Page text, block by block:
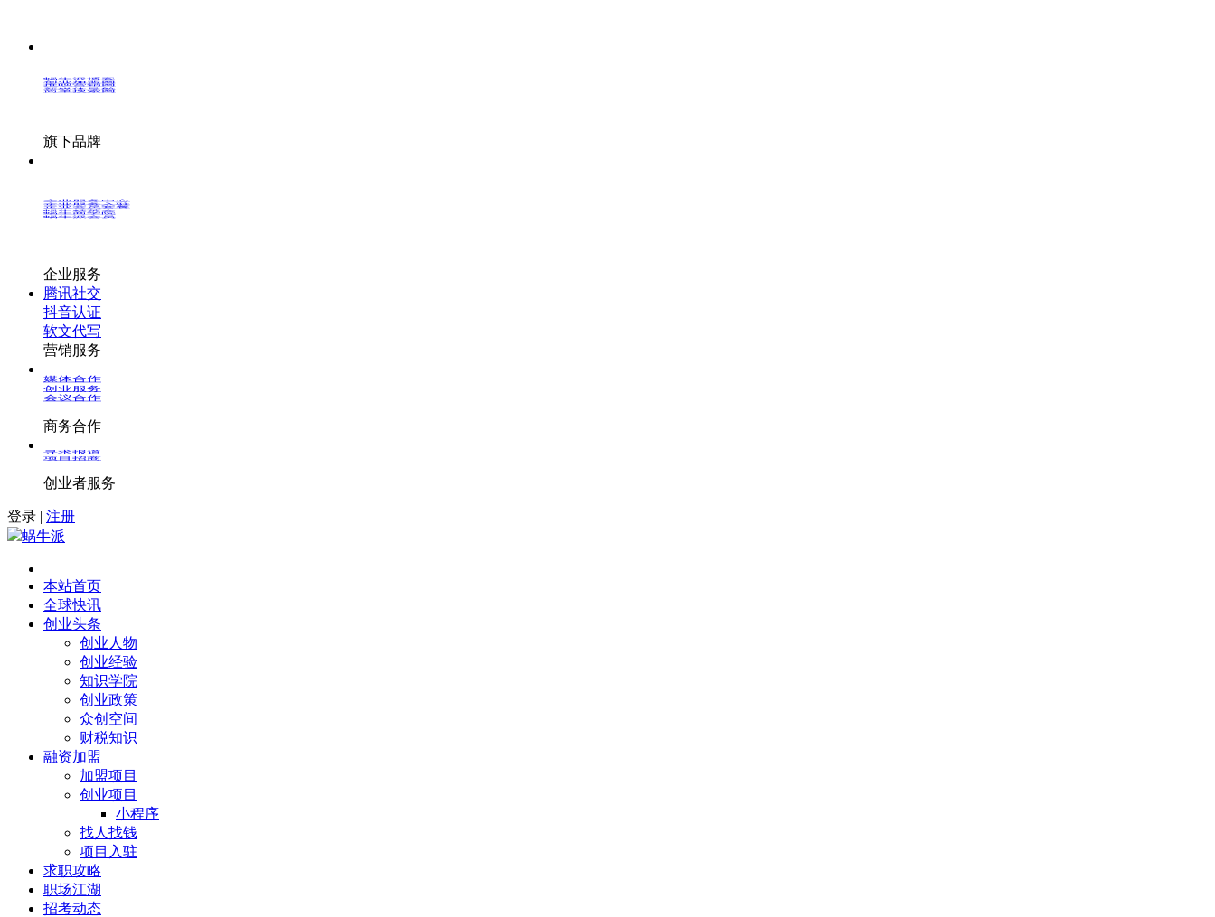
蜗牛派博客
创业加盟网
推呗营销网
新媒体导航
简单搜索网
旗下品牌
企业服务入驻
蜗牛精英会
蜗牛派会员
企业服务
腾讯社交
抖音认证
软文代写
营销服务
媒体合作
创业服务
会议合作
商务合作
寻求报道
项目招商
创业者服务
登录 | 注册
蜗牛派
本站首页
全球快讯
创业头条
创业人物
创业经验
知识学院
创业政策
众创空间
财税知识
融资加盟
加盟项目
创业项目
小程序
找人找钱
项目入驻
求职攻略
职场江湖
招考动态